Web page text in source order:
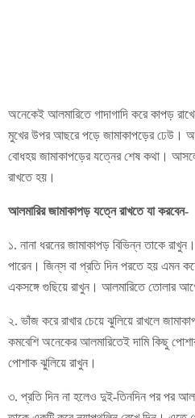
অনেকেই আলমারিতে গাদাগাদি করে কাপড়
মুখের উপর আছরে পড়ে জামাকাপড়ের ঢেউ।
বোধহয় জামাকাপড়ের যত্নের শেষ কথা।
রাখতে হয়।
আলমারির জামাকাপড় যত্নে রাখতে যা করবেন-
১. নানা ধরনের জামাকাপড় বিভিন্ন তাকে
পারেন। জিন্‌স বা প্রতি দিন পরতে হয় এমন
একসঙ্গে গুছিয়ে রাখুন। আলমারিতে তোলার
২. ভাঁজ করে রাখার চেয়ে ঝুলিয়ে রাখলে
কমবেশি অনেকের আলমারিতেই দামি কিছু
পোশাক ঝুলিয়ে রাখুন।
৩. প্রতি দিন না হলেও দুই-তিনদিন পর পর